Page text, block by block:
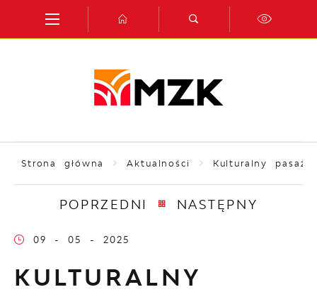
Przejdź do menu.
Przejdź do wyszukiwarki.
Przejdź do treści.
Przejdź do ustawień wielkości czcionki.
Włącz wersję kontrastową strony.
Strona główna Aktualności Kulturalny pasażer
POPRZEDNI NASTĘPNY
09 - 05 - 2025
KULTURALNY